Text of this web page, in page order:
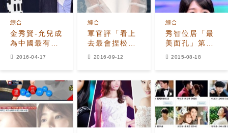
金秀賢-允兒成
為中國最有影
綜合
2016-04-17
軍官評「看上
去最會捏松餅
綜合
2016-09-12
秀智位居「最
美面孔」第11
綜合
2015-08-18